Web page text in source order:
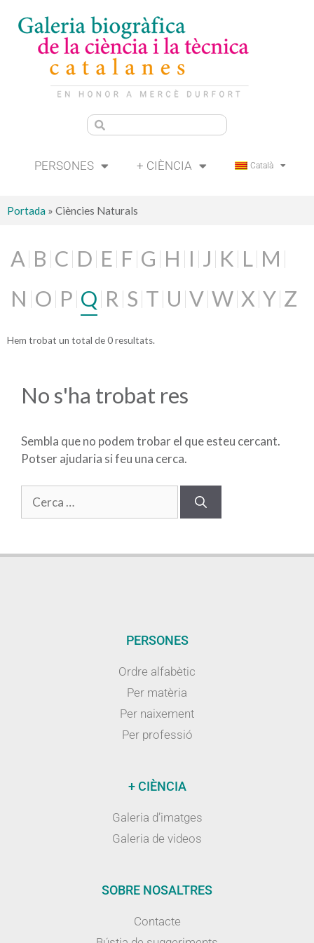
PERSONES + CIÈNCIA Català
Portada » Ciències Naturals
A B C D E F G H I J K L M
N O P Q R S T U V W X Y Z
Hem trobat un total de 0 resultats.
No s'ha trobat res
Sembla que no podem trobar el que esteu cercant.
Potser ajudaria si feu una cerca.
PERSONES
Ordre alfabètic
Per matèria
Per naixement
Per professió
+ CIÈNCIA
Galeria d’imatges
Galeria de videos
SOBRE NOSALTRES
Contacte